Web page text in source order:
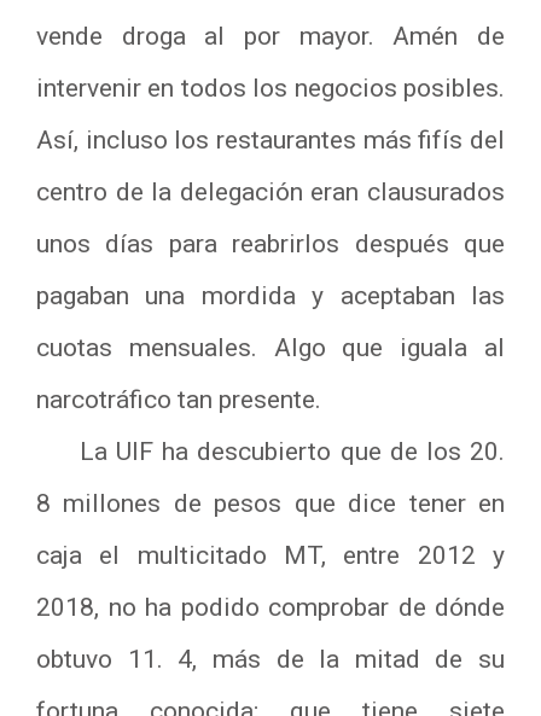
vende droga al por mayor. Amén de
intervenir en todos los negocios posibles.
Así, incluso los restaurantes más fifís del
centro de la delegación eran clausurados
unos días para reabrirlos después que
pagaban una mordida y aceptaban las
cuotas mensuales. Algo que iguala al
narcotráfico tan presente.
La UIF ha descubierto que de los 20.
8 millones de pesos que dice tener en
caja el multicitado MT, entre 2012 y
2018, no ha podido comprobar de dónde
obtuvo 11. 4, más de la mitad de su